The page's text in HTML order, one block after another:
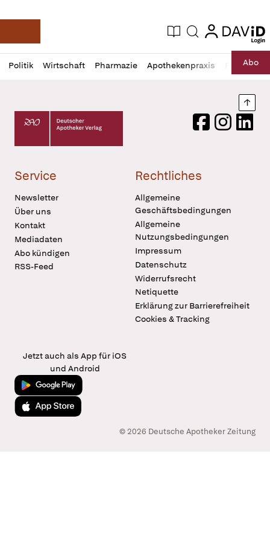
Deutsche Apotheker Zeitung
Aktuelle Ausgabe
Suche login
login
Politik Wirtschaft Pharmazie Apothekenpraxis RechtAbo
Profil
öffnen
Daz
Pur
Deutscher Apotheker Verlag Logo
FacebookInstagram
Service
Newsletter
Über uns
Kontakt
Mediadaten
Abo kündigen
RSS-Feed
Rechtliches
Allgemeine
Geschäftsbedingungen
Allgemeine
Nutzungsbedingungen
Impressum
Datenschutz
Widerrufsrecht
Netiquette
Erklärung zur Barrierefreiheit
Cookies & Tracking
Jetzt auch als App für iOS
und Android
Jetzt bei Google Play
Laden im App Store
© 2026 Deutsche Apotheker Zeitung